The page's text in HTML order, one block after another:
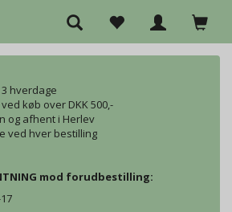
hverdage
køb over DKK 500,-
og afhent i Herlev
ved hver bestilling
mod forudbestilling: